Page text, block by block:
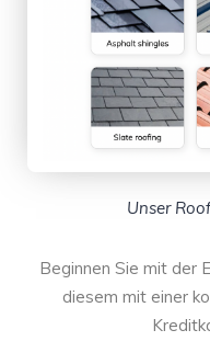
Unser
Beginnen Sie mit der
diesem mit einer